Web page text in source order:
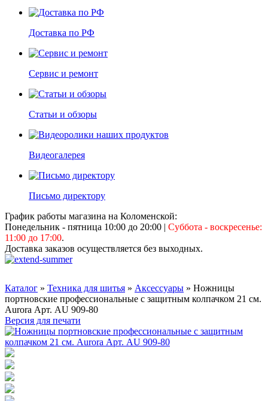
Доставка по РФ
Сервис и ремонт
Статьи и обзоры
Видеогалерея
Письмо директору
График работы магазина на Коломенской:
Понедельник - пятница 10:00 до 20:00 | Суббота - воскресенье:
11:00 до 17:00.
Доставка заказов осуществляется без выходных.
Каталог » Техника для шитья » Аксессуары » Ножницы
портновские профессиональные с защитным колпачком 21 см.
Aurora Арт. AU 909-80
Версия для печати